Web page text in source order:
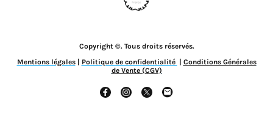
Copyright ©. Tous droits réservés.
Mentions légales| Politique de confidentialité | Conditions Générales
de Vente (CGV)